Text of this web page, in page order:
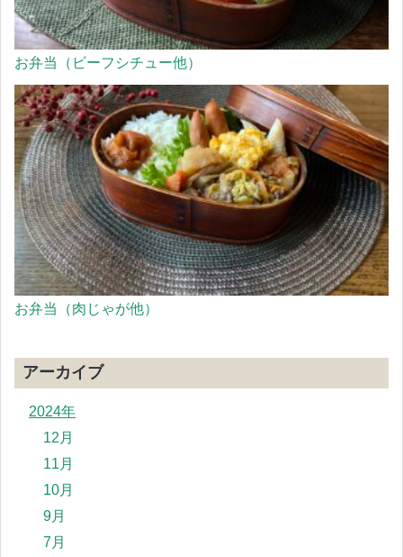
お弁当（ビーフシチュー他）
お弁当（肉じゃが他）
アーカイブ
2024年
12月
11月
10月
9月
7月